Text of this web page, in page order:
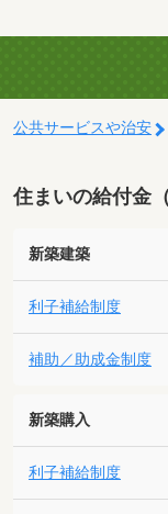
公共サービスや治安
住まいの給付金
新築建築
利子補給制度
補助／助成金制度
新築購入
利子補給制度